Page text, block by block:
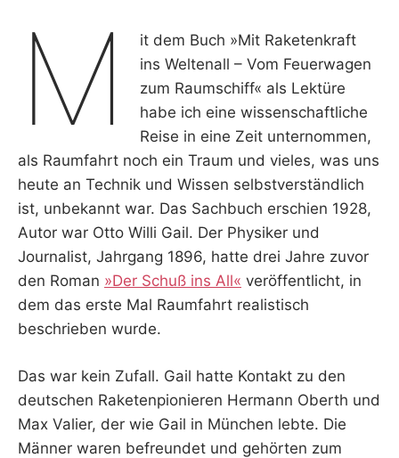
M
it dem Buch »Mit Raketenkraft
ins Weltenall – Vom Feuerwagen
zum Raumschiff« als Lektüre
habe ich eine wissenschaftliche
Reise in eine Zeit unternommen,
als Raumfahrt noch ein Traum und vieles, was uns
heute an Technik und Wissen selbstverständlich
ist, unbekannt war. Das Sachbuch erschien 1928,
Autor war Otto Willi Gail. Der Physiker und
Journalist, Jahrgang 1896, hatte drei Jahre zuvor
den Roman »Der Schuß ins All« veröffentlicht, in
dem das erste Mal Raumfahrt realistisch
beschrieben wurde.
Das war kein Zufall. Gail hatte Kontakt zu den
deutschen Raketenpionieren Hermann Oberth und
Max Valier, der wie Gail in München lebte. Die
Männer waren befreundet und gehörten zum